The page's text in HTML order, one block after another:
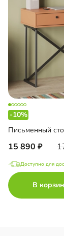
-10%
Письменный
15 890
Доступно для
В